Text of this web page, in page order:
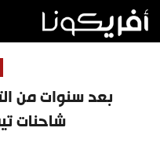
بعد سنوات من
شاحنات